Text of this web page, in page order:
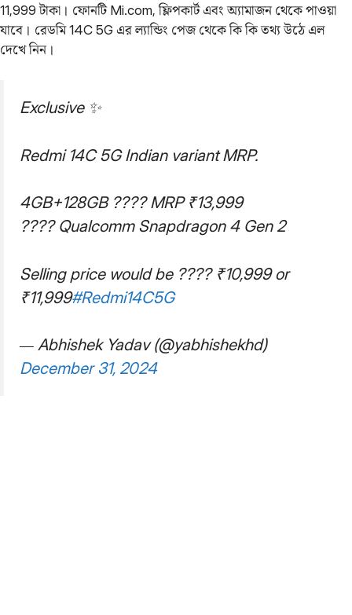
11,999 টাকা। ফোনটি Mi.com, ফ্লিপকার্ট এবং অ্যামাজন থেকে পাওয়া
যাবে। রেডমি 14C 5G এর ল্যান্ডিং পেজ থেকে কি কি তথ্য উঠে এল
দেখে নিন।
Exclusive ✨
Redmi 14C 5G Indian variant MRP.
4GB+128GB ???? MRP ₹13,999
???? Qualcomm Snapdragon 4 Gen 2
Selling price would be ???? ₹10,999 or
₹11,999#Redmi14C5G
— Abhishek Yadav (@yabhishekhd)
December 31, 2024